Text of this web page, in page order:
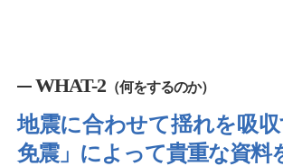
WHAT-2 （何をするのか）
地震に合わせて揺れを吸
免震」によって貴重な資料